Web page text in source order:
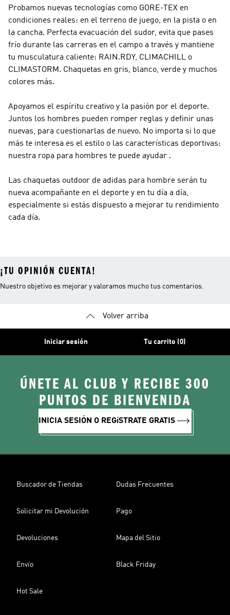
Probamos nuevas tecnologías como GORE-TEX en
condiciones reales: en el terreno de juego, en la pista o en
la cancha. Perfecta evacuación del sudor, evita que pases
frío durante las carreras en el campo a través y mantiene
tu musculatura caliente: RAIN.RDY, CLIMACHILL o
CLIMASTORM. Chaquetas en gris, blanco, verde y muchos
colores más.
Apoyamos el espíritu creativo y la pasión por el deporte.
Juntos los hombres pueden romper reglas y definir unas
nuevas, para cuestionarlas de nuevo. No importa si lo que
más te interesa es el estilo o las características deportivas:
nuestra ropa para hombres te puede ayudar .
Las chaquetas outdoor de adidas para hombre serán tu
nueva acompañante en el deporte y en tu día a día,
especialmente si estás dispuesto a mejorar tu rendimiento
cada día.
¡TU OPINIÓN CUENTA!
Nuestro objetivo es mejorar y valoramos mucho tus comentarios.
Volver arriba
Iniciar sesión Tu carrito (0)
ÚNETE AL CLUB Y RECIBE 300
PUNTOS DE BIENVENIDA
INICIA SESIÓN O REGíSTRATE GRATIS
Buscador de Tiendas Dudas Frecuentes
Solicitar mi Devolución Pago
Devoluciones Mapa del Sitio
Envío Black Friday
Hot Sale